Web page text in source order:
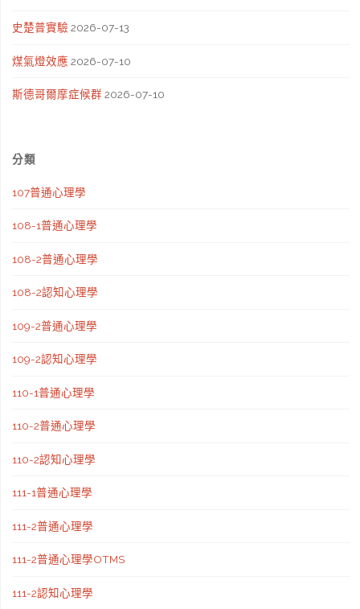
史楚普實驗 2026-07-13
煤氣燈效應 2026-07-10
斯德哥爾摩症候群 2026-07-10
分類
107普通心理學
108-1普通心理學
108-2普通心理學
108-2認知心理學
109-2普通心理學
109-2認知心理學
110-1普通心理學
110-2普通心理學
110-2認知心理學
111-1普通心理學
111-2普通心理學
111-2普通心理學OTMS
111-2認知心理學